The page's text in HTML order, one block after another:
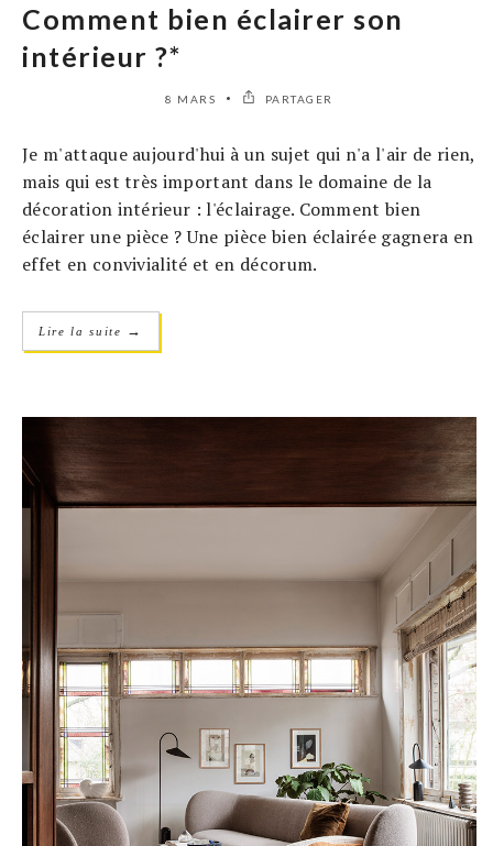
Comment bien éclairer son
intérieur ?*
8 MARS PARTAGER
Je m'attaque aujourd'hui à un sujet qui n'a l'air de rien,
mais qui est très important dans le domaine de la
décoration intérieur : l'éclairage. Comment bien
éclairer une pièce ? Une pièce bien éclairée gagnera en
effet en convivialité et en décorum.
Lire la suite →